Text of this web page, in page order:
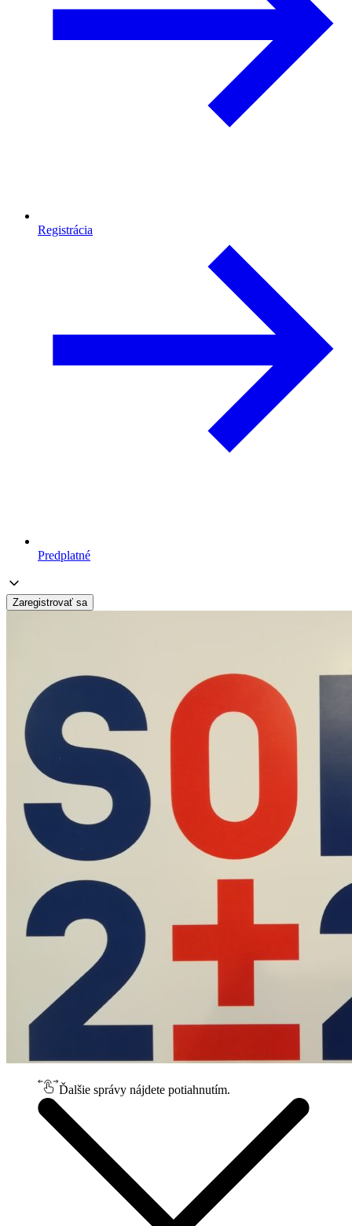
Registrácia
Predplatné
Zaregistrovať sa
Ďalšie správy nájdete potiahnutím.